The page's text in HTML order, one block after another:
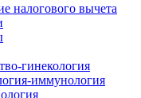
налогового вычета
гинекология
иммунология